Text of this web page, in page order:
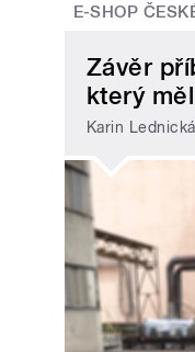
E-SHOP
Závěr
který
Karin